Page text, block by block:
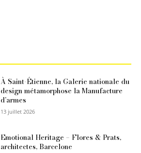
À Saint-Étienne, la Galerie nationale du
design métamorphose la Manufacture
d’armes
13 juillet 2026
Emotional Heritage – Flores & Prats,
architectes, Barcelone